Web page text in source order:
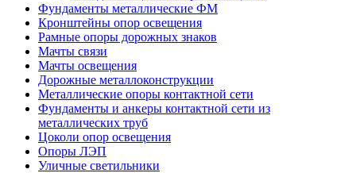
Фундаменты металлические ФМ
Кронштейны опор освещения
Рамные опоры дорожных знаков
Мачты связи
Мачты освещения
Дорожные металлоконструкции
Металлические опоры контактной сети
Фундаменты и анкеры контактной сети из
металлических труб
Цоколи опор освещения
Опоры ЛЭП
Уличные светильники